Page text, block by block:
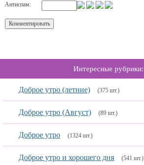
Антиспам:
Интересные рубрики:
Доброе утро (летние) (375 шт.)
Доброе утро (Август) (89 шт.)
Доброе утро (1324 шт.)
Доброе утро и хорошего дня (541 шт.)